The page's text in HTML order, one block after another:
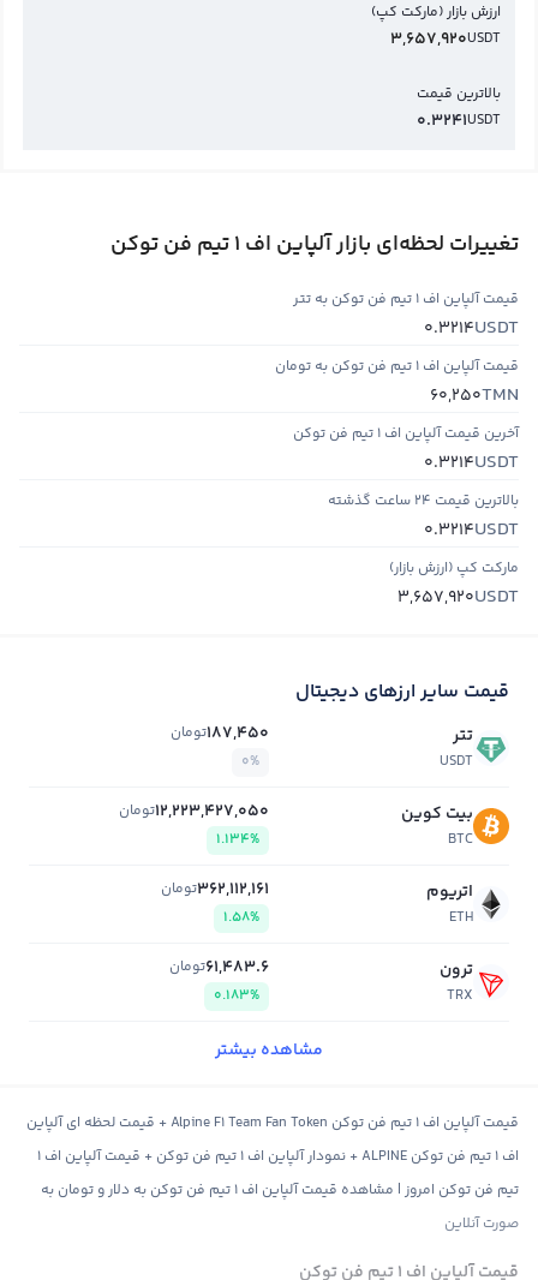
ارزش بازار (مارکت کپ)
USDT
3,657,920
بالاترین قیمت
USDT
0.3241
تغییرات لحظه‌ای بازار آلپاین اف 1 تیم فن توکن
قیمت آلپاین اف 1 تیم فن توکن به تتر
USDT
0.3214
قیمت آلپاین اف 1 تیم فن توکن به تومان
TMN
60,250
آخرین قیمت آلپاین اف 1 تیم فن توکن
USDT
0.3214
بالاترین قیمت ۲۴ ساعت گذشته
USDT
0.3214
مارکت کپ (ارزش بازار)
USDT
3,657,920
قیمت سایر ارزهای دیجیتال
تتر
USDT
187,450تومان
0%
بیت کوین
BTC
12,223,427,050تومان
1.134%
اتریوم
ETH
362,112,161تومان
1.58%
ترون
TRX
61,483.6تومان
0.183%
مشاهده بیشتر
قیمت آلپاین اف 1 تیم فن توکن Alpine F1 Team Fan Token + قیمت لحظه ای آلپاین
اف 1 تیم فن توکن ALPINE + نمودار آلپاین اف 1 تیم فن توکن + قیمت آلپاین اف 1
تیم فن توکن امروز | مشاهده قیمت آلپاین اف 1 تیم فن توکن به دلار و تومان به
صورت آنلاین
قیمت آلپاین اف 1 تیم فن توکن